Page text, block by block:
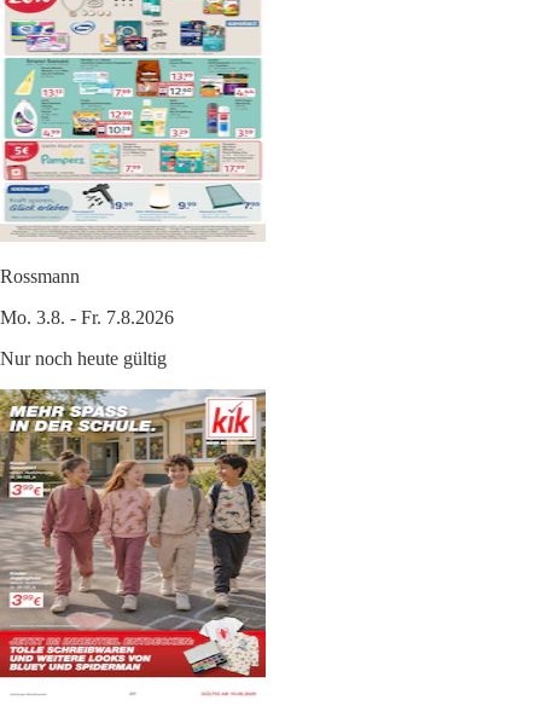
Rossmann
Mo. 3.8. - Fr. 7.8.2026
Nur noch heute gültig